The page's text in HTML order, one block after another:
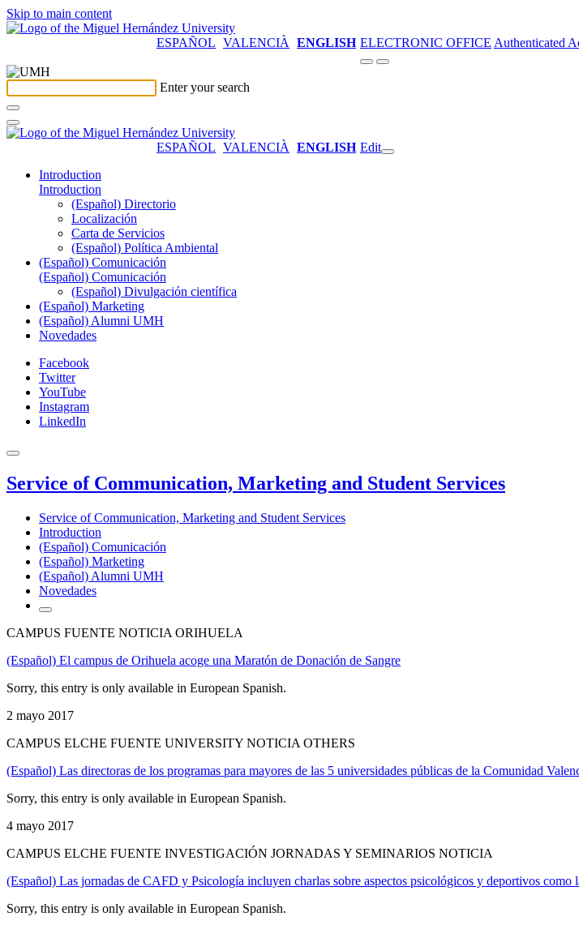
Skip to main content
ESPAÑOL VALENCIÀ ENGLISH ELECTRONIC OFFICE Authenticated
Enter your search
ESPAÑOL VALENCIÀ ENGLISH Edit
Introduction
Introduction
(Español) Directorio
Localización
Carta de Servicios
(Español) Política Ambiental
(Español) Comunicación
(Español) Comunicación
(Español) Divulgación científica
(Español) Marketing
(Español) Alumni UMH
Novedades
Facebook
Twitter
YouTube
Instagram
LinkedIn
Service of Communication, Marketing and Student Services
Service of Communication, Marketing and Student Services
Introduction
(Español) Comunicación
(Español) Marketing
(Español) Alumni UMH
Novedades
CAMPUS FUENTE NOTICIA ORIHUELA
(Español) El campus de Orihuela acoge una Maratón de Donación de Sangre
Sorry, this entry is only available in European Spanish.
2 mayo 2017
CAMPUS ELCHE FUENTE UNIVERSITY NOTICIA OTHERS
(Español) Las directoras de los programas para mayores de las 5 universidades públicas de la Comunidad
Sorry, this entry is only available in European Spanish.
4 mayo 2017
CAMPUS ELCHE FUENTE INVESTIGACIÓN JORNADAS Y SEMINARIOS NOTICIA
(Español) Las jornadas de CAFD y Psicología incluyen charlas sobre aspectos psicológicos y deportivos como
Sorry, this entry is only available in European Spanish.